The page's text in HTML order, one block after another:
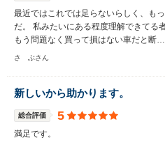
最近ではこれでは足らないらしく、も
だ。 私みたいにある程度理解できてる
もう問題なく買って損はない車だと断…
さ ぶさん
新しいから助かります。
総合評価 5
満足です。